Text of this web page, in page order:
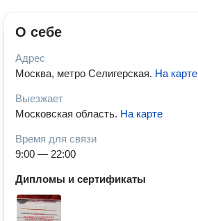
О себе
Адрес
Москва, метро Селигерская. На карте
Выезжает
Московская область. На карте
Время для связи
9:00 — 22:00
Дипломы и сертификаты